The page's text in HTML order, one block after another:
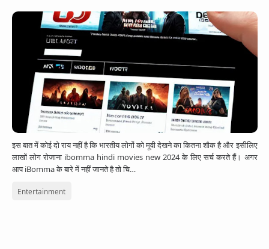
इस बात में कोई दो राय नहीं है कि भारतीय लोगों को मूवी देखने का कितना शौक है और इसीलिए
लाखों लोग रोजाना ibomma hindi movies new 2024 के लिए सर्च करते हैं। अगर
आप iBomma के बारे में नहीं जानते है तो चि…
Entertainment